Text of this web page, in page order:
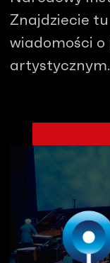
Znajdziecie
wiadomości o
artystycznym.